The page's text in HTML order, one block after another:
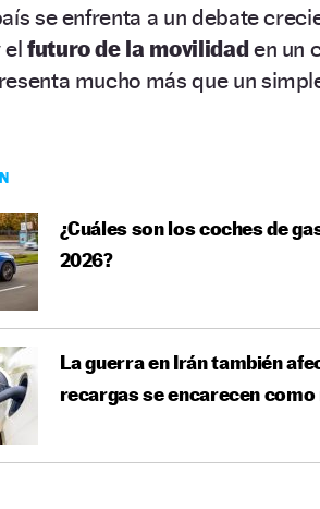
se enfrenta a un debate
el futuro de la movilidaden un
mucho más que un
¿Cuáles son los coches de
2026?
La guerra en Irán también
recargas se encarecen como